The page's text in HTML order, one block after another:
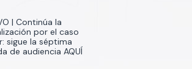
| Continúa la
por el caso
sigue la séptima
de audiencia AQUÍ